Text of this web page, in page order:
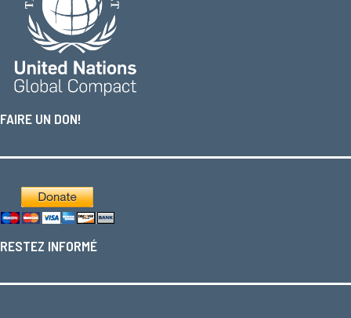
FAIRE UN DON!
RESTEZ INFORMÉ